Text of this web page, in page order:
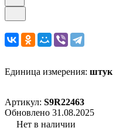
Единица измерения: штук
Артикул: S9R22463
Обновлено 31.08.2025
Нет в наличии